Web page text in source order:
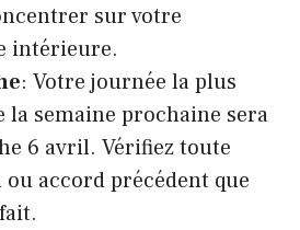
sur votre
intérieure.
: Votre journée la plus
la semaine prochaine sera
6 avril. Vérifiez toute
accord précédent que